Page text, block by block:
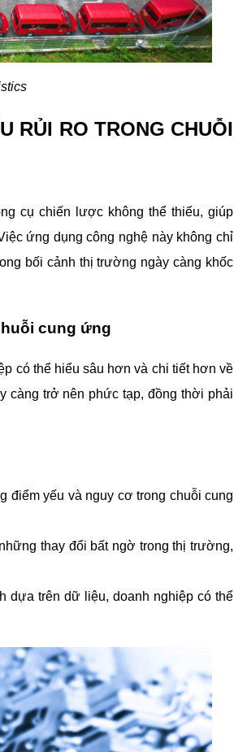
RỦI RO TRONG CHUỖI
cụ chiến lược không thể thiếu, giúp
ứng dụng công nghệ này không chỉ
bối cảnh thị trường ngày càng khốc
cung ứng
có thể hiểu sâu hơn và chi tiết hơn về
càng trở nên phức tạp, đồng thời phải
điểm yếu và nguy cơ trong chuỗi cung
thay đổi bất ngờ trong thị trường,
dựa trên dữ liệu, doanh nghiệp có thể